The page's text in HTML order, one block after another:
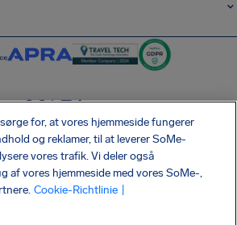
SocialFacebook
SocialTwitter
SocialInstagram
SocialLinkedin
HENT VORES GRATIS APP
for, at vores hjemmeside fungerer
og reklamer, til at leverer SoMe-
vores trafik. Vi deler også
af vores hjemmeside med vores SoMe-,
Cookie-Richtlinie